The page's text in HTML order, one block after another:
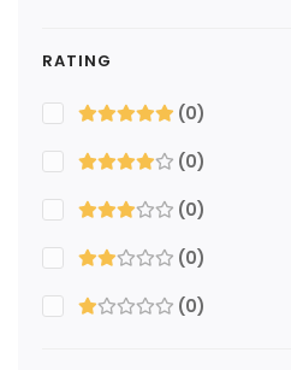
RATING
(0)
(0)
(0)
(0)
(0)